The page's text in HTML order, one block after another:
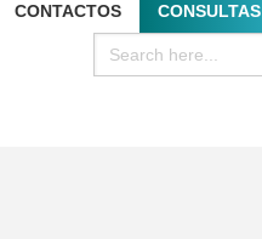
CONTACTOS CONSULTAS
Search
for: